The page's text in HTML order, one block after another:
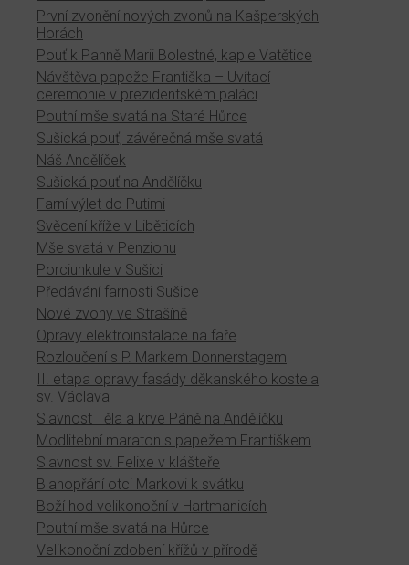
První zvonění nových zvonů na Kašperských
Horách
Pouť k Panně Marii Bolestné, kaple Vatětice
Návštěva papeže Františka – Uvítací
ceremonie v prezidentském paláci
Poutní mše svatá na Staré Hůrce
Sušická pouť, závěrečná mše svatá
Náš Andělíček
Sušická pouť na Andělíčku
Farní výlet do Putimi
Svěcení kříže v Liběticích
Mše svatá v Penzionu
Porciunkule v Sušici
Předávání farnosti Sušice
Nové zvony ve Strašíně
Opravy elektroinstalace na faře
Rozloučení s P. Markem Donnerstagem
II. etapa opravy fasády děkanského kostela
sv. Václava
Slavnost Těla a krve Páně na Andělíčku
Modlitební maraton s papežem Františkem
Slavnost sv. Felixe v klášteře
Blahopřání otci Markovi k svátku
Boží hod velikonoční v Hartmanicích
Poutní mše svatá na Hůrce
Velikonoční zdobení křížů v přírodě